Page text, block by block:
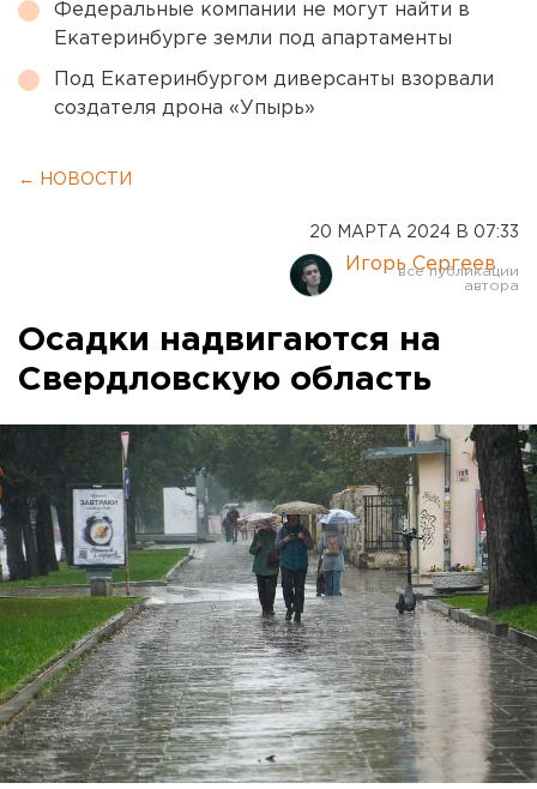
Федеральные компании не могут найти в
Екатеринбурге земли под апартаменты
Под Екатеринбургом диверсанты взорвали
создателя дрона «Упырь»
← НОВОСТИ
20 МАРТА 2024 В 07:33
Игорь Сергеев
Осадки надвигаются на
Свердловскую область